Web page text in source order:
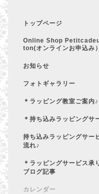
トップページ
Online Shop
ton(オンラインお申込み）
お知らせ
フォトギャラリー
＊ラッピング教室ご案内♪
＊持ち込みラッピングサ
持ち込みラッピングサー
流れ♪
＊ラッピングサービス承
ブログ記事
カレンダー